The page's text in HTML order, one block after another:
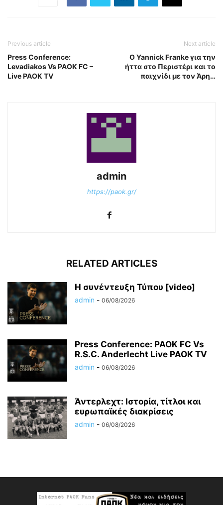
Previous article
Press Conference:
Levadiakos Vs PAOK FC –
Live PAOK TV
Next article
Ο Yannick Franke για την
ήττα στο Περιστέρι και το
παιχνίδι με τον Άρη…
admin
https://paok.gr/
RELATED ARTICLES
Η συνέντευξη Τύπου [video]
admin - 06/08/2026
Press Conference: PAOK FC Vs
R.S.C. Anderlecht Live PAOK TV
admin - 06/08/2026
Άντερλεχτ: Ιστορία, τίτλοι και
ευρωπαϊκές διακρίσεις
admin - 06/08/2026